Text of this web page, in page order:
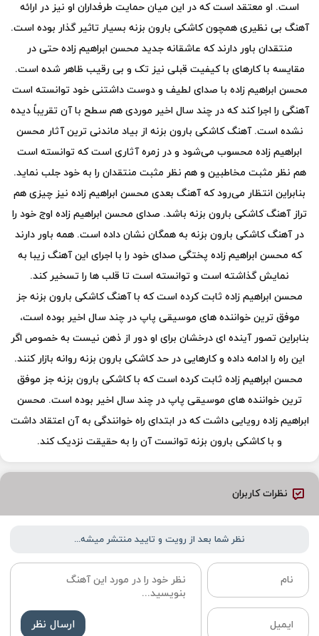
است. او معتقد است که در این میان حمایت طرفداران او نیز در ارائه
آهنگ بی نظیری همچون کاشکی بارون بزنه بسیار تاثیر گذار بوده است.
منتقدان باور دارند که عاشقانه جدید محسن ابراهیم زاده حتی در
مقایسه با کارهای با کیفیت قبلی نیز تک و بی رقیب ظاهر شده است.
محسن ابراهیم زاده با صدای لطیف و دوست داشتنی خود توانسته است
آهنگی را اجرا کند که در چند سال اخیر موردی هم سطح با آن تقریباً دیده
نشده است. آهنگ کاشکی بارون بزنه از بیاد ماندنی ترین آثار محسن
ابراهیم زاده محسوب می‌شود و در زمره آثاری است که توانسته است
هم نظر مثبت مخاطبین و هم نظر مثبت منتقدان را به خود جلب نماید.
بنابراین انتظار می‌رود که آهنگ بعدی محسن ابراهیم زاده نیز چیزی هم
تراز آهنگ کاشکی بارون بزنه باشد. صدای محسن ابراهیم زاده اوج خود را
در آهنگ کاشکی بارون بزنه به همگان نشان داده است. همه باور دارند
که محسن ابراهیم زاده پختگی صدای خود را با اجرای این آهنگ زیبا به
نمایش گذاشته است و توانسته است تا قلب ها را تسخیر کند.
محسن ابراهیم زاده ثابت کرده است که با آهنگ کاشکی بارون بزنه جز
موفق ترین خواننده های موسیقی پاپ در چند سال اخیر بوده است،
بنابراین تصور آینده ای درخشان برای او دور از ذهن نیست به خصوص اگر
این راه را ادامه داده و کارهایی در حد کاشکی بارون بزنه روانه بازار کنند.
محسن ابراهیم زاده ثابت کرده است که با کاشکی بارون بزنه جز موفق
ترین خواننده های موسیقی پاپ در چند سال اخیر بوده است. محسن
ابراهیم زاده رویایی داشت که در ابتدای راه خوانندگی به آن اعتقاد داشت
و با کاشکی بارون بزنه توانست آن را به حقیقت نزدیک کند.
نظرات کاربران
نظر شما بعد از رویت و تایید منتشر میشه...
ارسال نظر